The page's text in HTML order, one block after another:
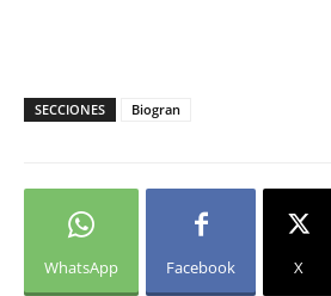
SECCIONES Biogran
WhatsApp Facebook X